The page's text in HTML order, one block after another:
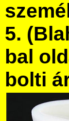
5.
bal
bolti